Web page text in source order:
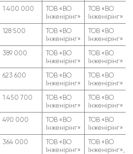
1 400 000
ТОВ «ВО
Інженірінг»
ТОВ «ВО
Інженірінг»
128 500
ТОВ «ВО
Інженірінг»
ТОВ «ВО
Інженірінг»
389 000
ТОВ «ВО
Інженірінг»
ТОВ «ВО
Інженірінг»
623 600
ТОВ «ВО
Інженірінг»
ТОВ «ВО
Інженірінг»
1 450 700
ТОВ «ВО
Інженірінг»
ТОВ «ВО
Інженірінг»
490 000
ТОВ «ВО
Інженірінг»
ТОВ «ВО
Інженірінг»
364 000
ТОВ «ВО
Інженірінг»
ТОВ «ВО
Інженірінг»,